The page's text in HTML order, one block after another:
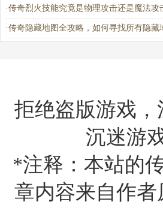
·传奇烈火技能究竟是物理攻击还是魔法攻
·传奇隐藏地图全攻略，如何寻找所有隐藏
拒绝盗版游戏
沉迷游
*注释：本站的
章内容来自作